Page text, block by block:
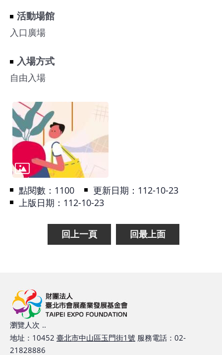
回
饋
地
申
新
創
基
場
館
租
園
回
首
頁
活動場館
入口廣場
入場方式
自由入場
點閱數： 1100
更新日期：112-10-23
上版日期：112-10-23
回上一頁 回最上面
瀏覽人次 ..
地址：10452 臺北市中山區玉門街1號 服務電話：02-
21828886